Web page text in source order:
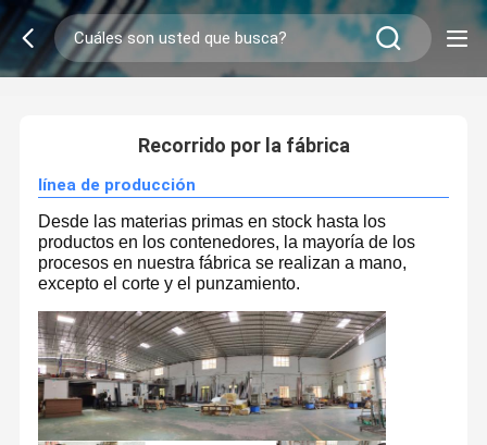
2/0
Recorrido por la fábrica
línea de producción
Desde las materias primas en stock hasta los
productos en los contenedores, la mayoría de los
procesos en nuestra fábrica se realizan a mano,
excepto el corte y el punzamiento.